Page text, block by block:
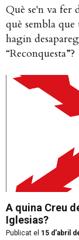
Què se'n va fer
què sembla
hagin
“Reconquesta”?
A quina Creu
Iglesias?
Publicat el 15 d'abril